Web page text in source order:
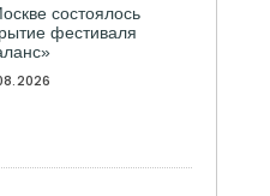
состоялось
фестиваля